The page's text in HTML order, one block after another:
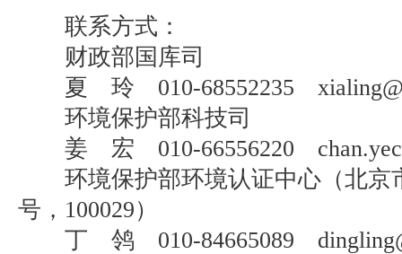
联系方式：
财政部国库司
夏 玲 010-68552235
环境保护部科技司
姜 宏 010-66556220
环境保护部环境认证中心（北京
号，100029）
丁 鸰 010-84665089